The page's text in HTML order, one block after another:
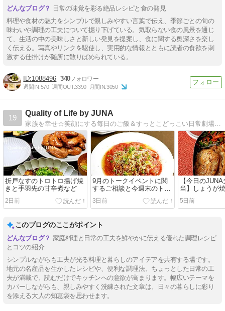
日常の味覚を彩る絶品レシピと食の発見
料理や食材の魅力をシンプルで親しみやすい言葉で伝え、季節ごとの旬の
味わいや調理の工夫について掘り下げている。気取らない食の風景を通じ
て、生活の中の美味しさと新しい発見を提案し、食に関する奥深さを楽し
く伝える。写真やリンクを駆使し、実用的な情報とともに読者の食欲を刺
激する仕掛けが随所に散りばめられている。
1088496 340
週間IN:570 週間OUT:3390 月間IN:3050
19
Quality of Life by JUNA
家族を幸せ☆笑顔にする毎日のご飯＆すっとこどっこい日常劇場！『JUNAさんのいつもの材料で満足弁当』『JUNAさんの最強で最愛の家ハンバーグ』発売中。
折戸なすのトロトロ揚げ焼
きと手羽先の甘辛煮など
2日前
9月のトークイベントに関
するご相談と今週末のトー
クライブのお知らせ／冷や
しトマトのオニオンベーコ
3日前
【今日の
当】しょうが
スノービュー
やっとお迎え
5日前
このブログのここがポイント
家庭料理と日常の工夫を鮮やかに伝える優れた調理レシピ
とコツの紹介
シンプルながらも工夫が光る料理と暮らしのアイデアを共有する場です。
地元の名産品を生かしたレシピや、便利な調理法、ちょっとした日常の工
夫が満載で、読むだけでキッチンへの意欲が高まります。幅広いテーマを
カバーしながらも、親しみやすく洗練された文章は、日々の暮らしに彩り
を添える大人の知恵袋を思わせます。